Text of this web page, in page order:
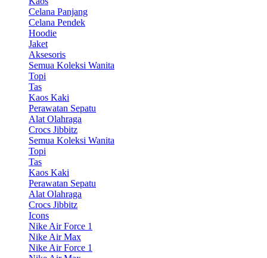
Celana Panjang
Celana Pendek
Hoodie
Jaket
Aksesoris
Semua Koleksi Wanita
Topi
Tas
Kaos Kaki
Perawatan Sepatu
Alat Olahraga
Crocs Jibbitz
Semua Koleksi Wanita
Topi
Tas
Kaos Kaki
Perawatan Sepatu
Alat Olahraga
Crocs Jibbitz
Icons
Nike Air Force 1
Nike Air Max
Nike Air Force 1